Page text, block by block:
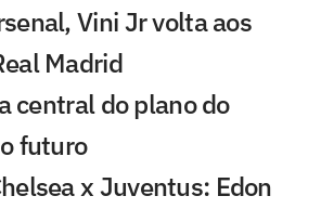
Vini Jr volta aos
Madrid
central do plano do
futuro
x Juventus: Edon